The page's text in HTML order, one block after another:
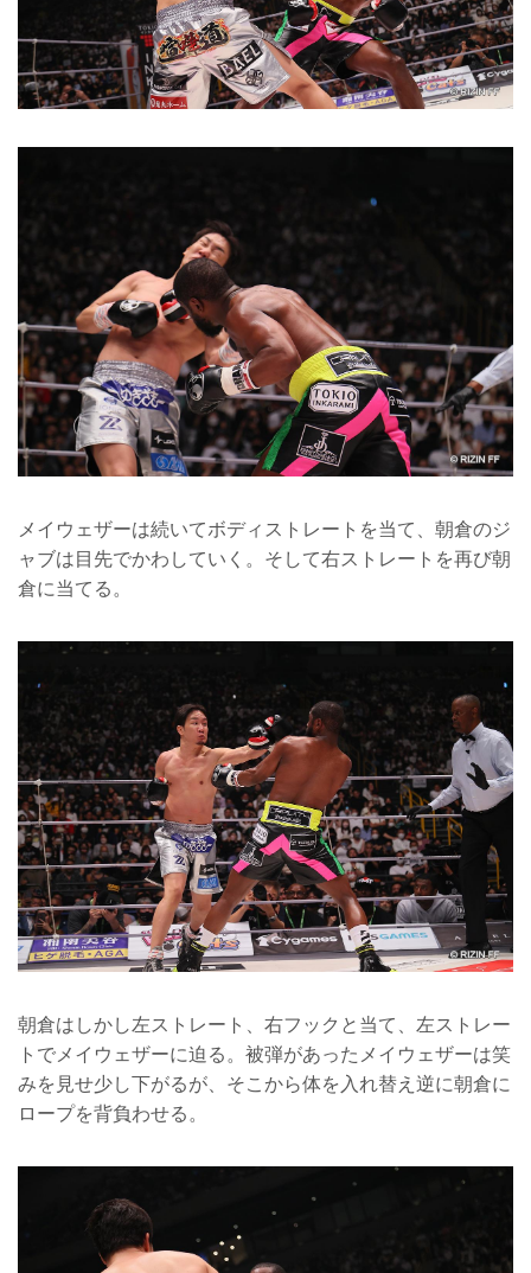
メイウェザーは続いてボディストレートを当て、朝倉のジ
ャブは目先でかわしていく。そして右ストレートを再び朝
倉に当てる。
朝倉はしかし左ストレート、右フックと当て、左ストレー
トでメイウェザーに迫る。被弾があったメイウェザーは笑
みを見せ少し下がるが、そこから体を入れ替え逆に朝倉に
ロープを背負わせる。